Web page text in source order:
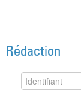
Rédaction